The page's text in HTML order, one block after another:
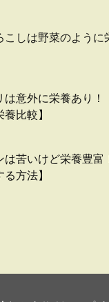
こしは野菜のように
は意外に栄養あり！
比較】
は苦いけど栄養豊富
方法】